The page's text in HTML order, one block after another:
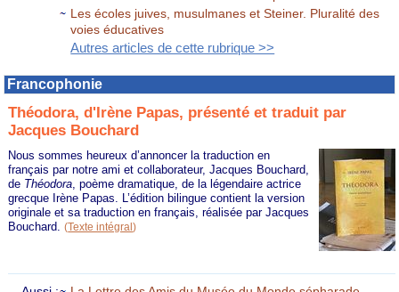
Les écoles juives, musulmanes et Steiner. Pluralité des
voies éducatives
Autres articles de cette rubrique >>
Francophonie
Théodora, d'Irène Papas, présenté et traduit par
Jacques Bouchard
Nous sommes heureux d’annoncer la traduction en
français par notre ami et collaborateur, Jacques Bouchard,
de Théodora , poème dramatique, de la légendaire actrice
grecque Irène Papas. L’édition bilingue contient la version
originale et sa traduction en français, réalisée par Jacques
Bouchard.(Texte intégral)